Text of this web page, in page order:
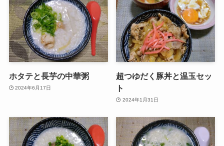
ホタテと長芋の中華粥
2024年6月17日
超つゆだく豚丼と温玉セッ
ト
2024年1月31日